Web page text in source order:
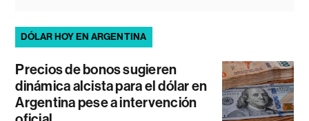
DÓLAR HOY EN ARGENTINA
Precios de bonos sugieren
dinámica alcista para el dólar en
Argentina pese a intervención